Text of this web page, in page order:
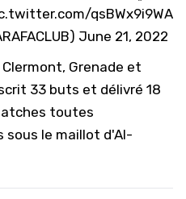
qsBWx9i9WA
June 21, 2022
Grenade et
33 buts et délivré 18
toutes
le maillot d'Al-